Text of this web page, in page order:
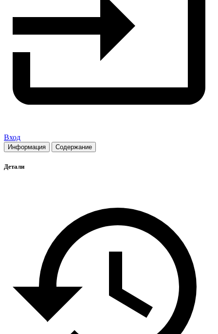
Вход
Информация Содержание
Детали